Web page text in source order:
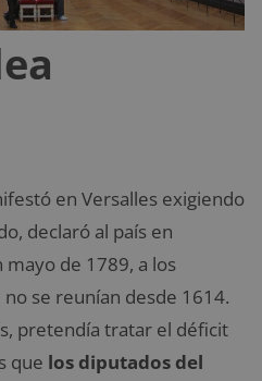
en Versalles exigiendo
declaró al país en
de 1789, a los
no se reunían desde 1614.
pretendía tratar el déficit
que los diputados del